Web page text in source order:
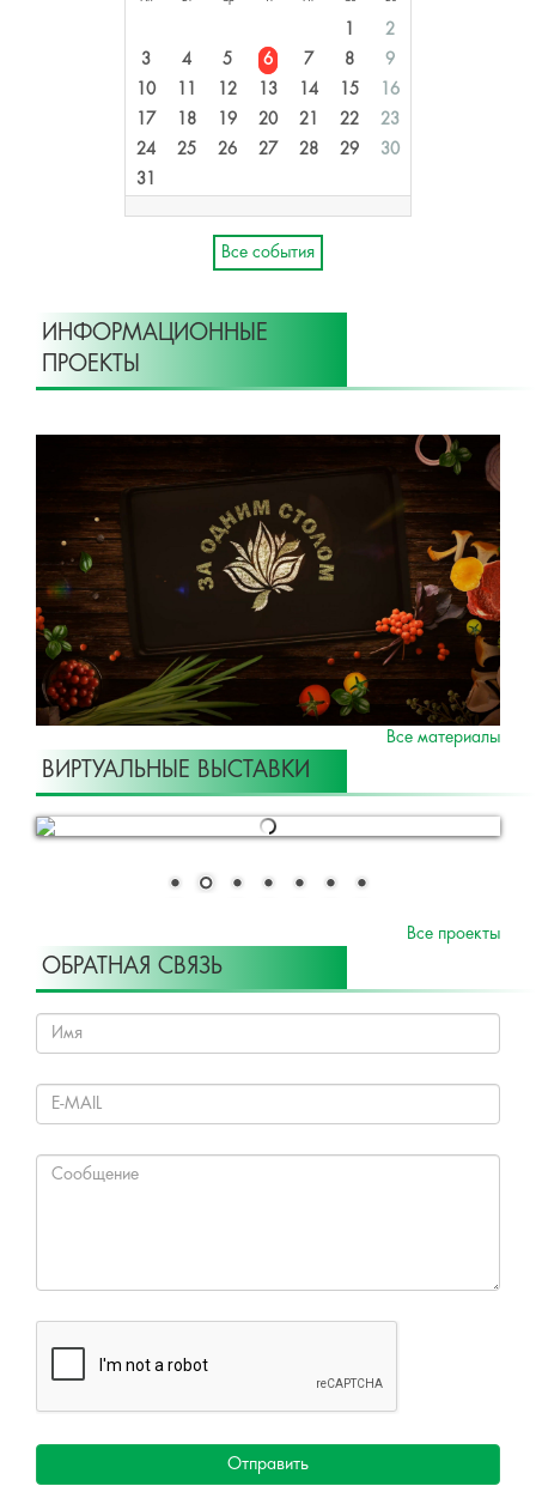
1
2
3
4 5 6 7 8
9
10
11 12 13 14 15
16
17
18 19 20 21 22
23
24
25 26 27 28 29
30
31
Все события
ИНФОРМАЦИОННЫЕ
ПРОЕКТЫ
Все материалы
ВИРТУАЛЬНЫЕ ВЫСТАВКИ
ОБРАТНАЯ СВЯЗЬ